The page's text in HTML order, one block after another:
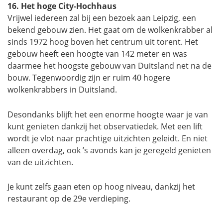
16. Het hoge City-Hochhaus
Vrijwel iedereen zal bij een bezoek aan Leipzig, een
bekend gebouw zien. Het gaat om de wolkenkrabber al
sinds 1972 hoog boven het centrum uit torent. Het
gebouw heeft een hoogte van 142 meter en was
daarmee het hoogste gebouw van Duitsland net na de
bouw. Tegenwoordig zijn er ruim 40 hogere
wolkenkrabbers in Duitsland.
Desondanks blijft het een enorme hoogte waar je van
kunt genieten dankzij het observatiedek. Met een lift
wordt je vlot naar prachtige uitzichten geleidt. En niet
alleen overdag, ook ’s avonds kan je geregeld genieten
van de uitzichten.
Je kunt zelfs gaan eten op hoog niveau, dankzij het
restaurant op de 29e verdieping.